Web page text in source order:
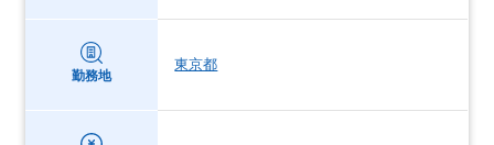
勤務地
東京都